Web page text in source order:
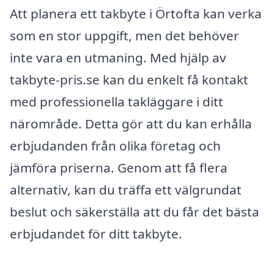
Att planera ett takbyte i Örtofta kan verka
som en stor uppgift, men det behöver
inte vara en utmaning. Med hjälp av
takbyte-pris.se kan du enkelt få kontakt
med professionella takläggare i ditt
närområde. Detta gör att du kan erhålla
erbjudanden från olika företag och
jämföra priserna. Genom att få flera
alternativ, kan du träffa ett välgrundat
beslut och säkerställa att du får det bästa
erbjudandet för ditt takbyte.